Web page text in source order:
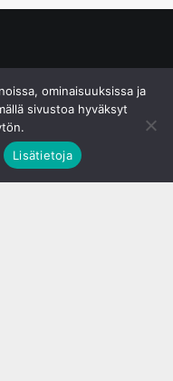
ominaisuuksissa ja
sivustoa hyväksyt
Lisätietoja